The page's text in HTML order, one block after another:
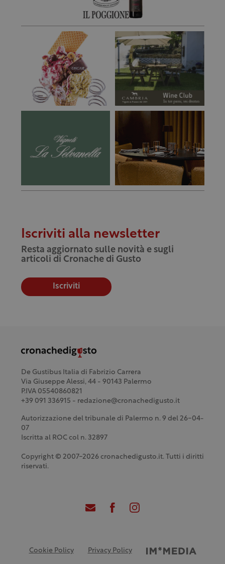
Iscriviti alla newsletter
Resta aggiornato sulle novità e sugli
articoli di Cronache di Gusto
Iscriviti
De Gustibus Italia di Fabrizio Carrera
Via Giuseppe Alessi, 44 - 90143 Palermo
P.IVA 05540860821
+39 091 336915 - redazione@cronachedigusto.it
Autorizzazione del tribunale di Palermo n. 9 del 26-04-
07
Iscritta al ROC col n. 32897
Copyright © 2007-2026 cronachedigusto.it. Tutti i diritti
riservati.
Cookie Policy Privacy Policy Credits